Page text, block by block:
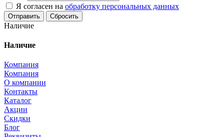
Я согласен на обработку персональных данных
Сбросить
Наличие
Наличие
Компания
Компания
О компании
Контакты
Каталог
Акции
Скидки
Блог